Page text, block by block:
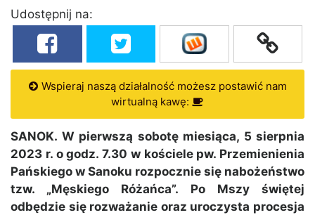
Udostępnij na:
Wspieraj naszą działalność możesz postawić nam
wirtualną kawę:
SANOK. W pierwszą sobotę miesiąca, 5 sierpnia
2023 r. o godz. 7.30 w kościele pw. Przemienienia
Pańskiego w Sanoku rozpocznie się nabożeństwo
tzw. „Męskiego Różańca”. Po Mszy świętej
odbędzie się rozważanie oraz uroczysta procesja